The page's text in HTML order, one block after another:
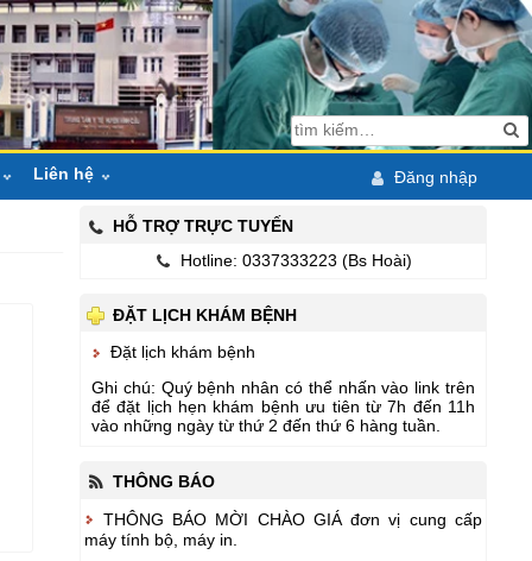
Lịch trực tuần
luật
đạo điều hành
động
nghề KCB
Liên hệ
Email & ĐT liên lạc Các phòng ban huyện
CK1 ĐH Y Huế
Đăng nhập
HỖ TRỢ TRỰC TUYẾN
Hotline: 0337333223 (Bs Hoài)
ĐẶT LỊCH KHÁM BỆNH
Đặt lịch khám bệnh
Ghi chú: Quý bệnh nhân có thể nhấn vào link trên
để đặt lịch hẹn khám bệnh ưu tiên từ 7h đến 11h
vào những ngày từ thứ 2 đến thứ 6 hàng tuần.
THÔNG BÁO
THÔNG BÁO MỜI CHÀO GIÁ đơn vị cung cấp
máy tính bộ, máy in.